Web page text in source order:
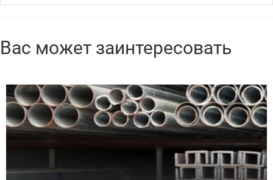
Вас может заинтересовать